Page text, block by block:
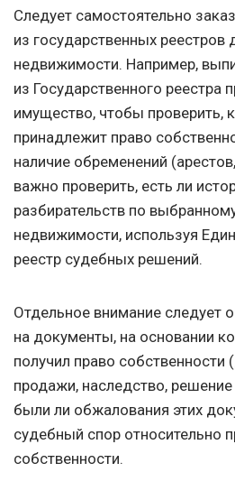
Следует самостоятельно
из государственных реестров
недвижимости. Например,
из Государственного реестра
имущество, чтобы проверить,
принадлежит право
наличие обременений
важно проверить, есть ли
разбирательств по
недвижимости, используя
реестр судебных решений.
Отдельное внимание следует
на документы, на основании
получил право собственности
продажи, наследство, решение
были ли обжалования этих
судебный спор относительно
собственности.